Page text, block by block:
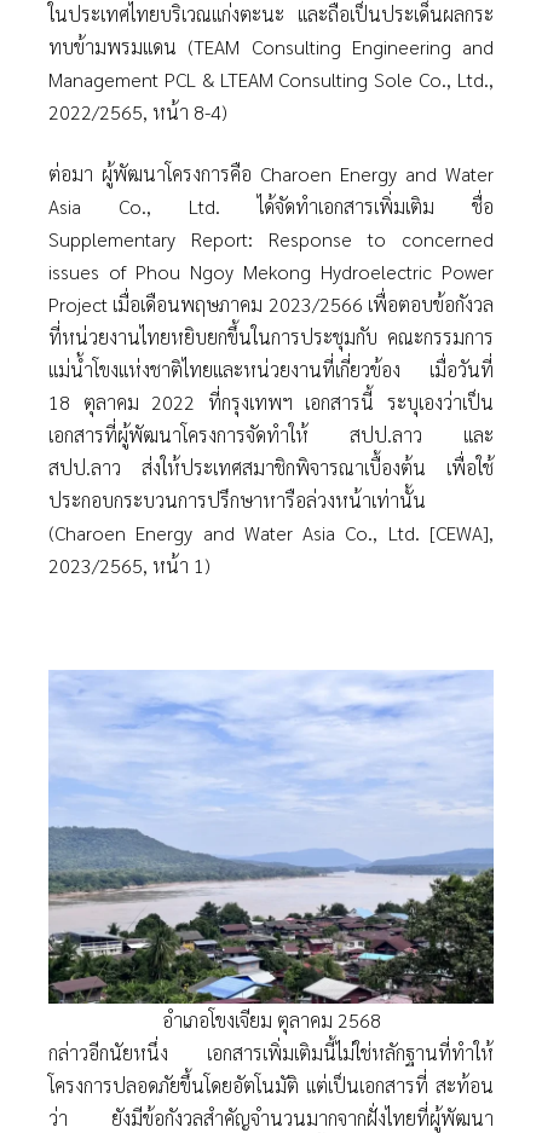
ในประเทศไทยบริเวณแก่งตะนะ และถือเป็นประเด็นผลกระ
ทบข้ามพรมแดน (TEAM Consulting Engineering and
Management PCL & LTEAM Consulting Sole Co., Ltd.,
2022/2565, หน้า 8-4)
ต่อมา ผู้พัฒนาโครงการคือ Charoen Energy and Water
Asia Co., Ltd. ได้จัดทําเอกสารเพิ่มเติม ชื่อ
Supplementary Report: Response to concerned
issues of Phou Ngoy Mekong Hydroelectric Power
Project เมื่อเดือนพฤษภาคม 2023/2566 เพื่อตอบข้อกังวล
ที่หน่วยงานไทยหยิบยกขึ้นในการประชุมกับ คณะกรรมการ
แม่นํ้าโขงแห่งชาติไทยและหน่วยงานที่เกี่ยวข้อง เมื่อวันที่
18 ตุลาคม 2022 ที่กรุงเทพฯ เอกสารนี้ ระบุเองว่าเป็น
เอกสารที่ผู้พัฒนาโครงการจัดทําให้ สปป.ลาว และ
สปป.ลาว ส่งให้ประเทศสมาชิกพิจารณาเบื้องต้น เพื่อใช้
ประกอบกระบวนการปรึกษาหารือล่วงหน้าเท่านั้น
(Charoen Energy and Water Asia Co., Ltd. [CEWA],
2023/2565, หน้า 1)
อำเภอโขงเจียม ตุลาคม 2568
กล่าวอีกนัยหนึ่ง เอกสารเพิ่มเติมนี้ไม่ใช่หลักฐานที่ทําให้
โครงการปลอดภัยขึ้นโดยอัตโนมัติ แต่เป็นเอกสารที่ สะท้อน
ว่า ยังมีข้อกังวลสําคัญจํานวนมากจากฝั่งไทยที่ผู้พัฒนา